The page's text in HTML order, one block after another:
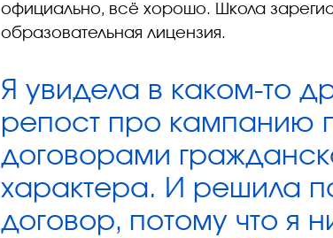
официально, всё хорошо. Школа
образовательная лицензия.
Я увидела в каком-то
репост про кампанию
договорами
характера. И решила
договор, потому что я